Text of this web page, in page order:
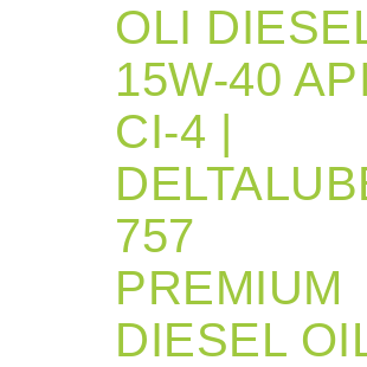
OLI
15W-40 API
CI-4 |
757
PREMIUM
DIESEL